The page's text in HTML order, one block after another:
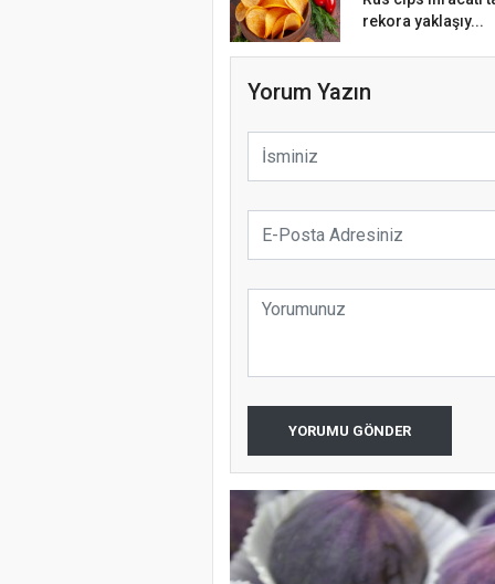
rekora yaklaşıy...
Yorum Yazın
YORUMU GÖNDER